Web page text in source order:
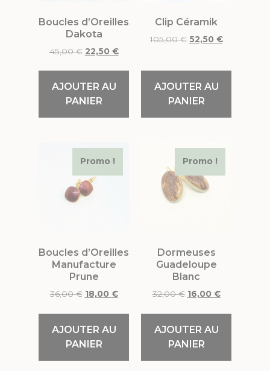
Boucles d’Oreilles
Dakota
45,00€ 22,50 €
AJOUTER AU
PANIER
Clip Céramik
105,00€ 52,50 €
AJOUTER AU
PANIER
Promo !
Boucles d’Oreilles
Manufacture
Prune
36,00€ 18,00 €
AJOUTER AU
PANIER
Promo !
Dormeuses
Guadeloupe
Blanc
32,00€ 16,00 €
AJOUTER AU
PANIER